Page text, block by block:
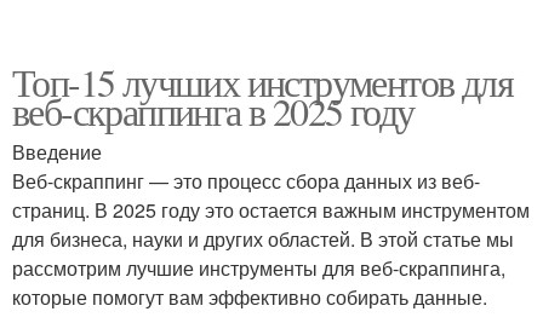
Топ-15 лучших инструментов для
веб-скраппинга в 2025 году
Введение
Веб-скраппинг — это процесс сбора данных из веб-
страниц. В 2025 году это остается важным инструментом
для бизнеса, науки и других областей. В этой статье мы
рассмотрим лучшие инструменты для веб-скраппинга,
которые помогут вам эффективно собирать данные.